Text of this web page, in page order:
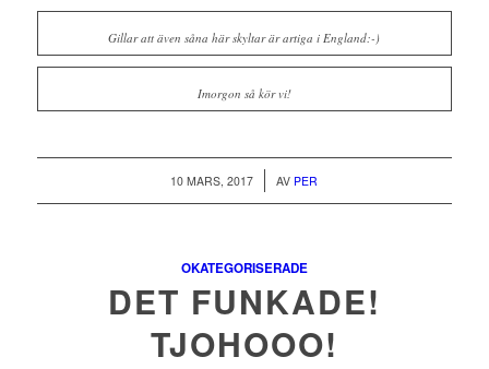
Gillar att även såna här skyltar är artiga i England:-)
Imorgon så kör vi!
10 MARS, 2017
/ AV PER
OKATEGORISERADE
DET FUNKADE!
TJOHOOO!